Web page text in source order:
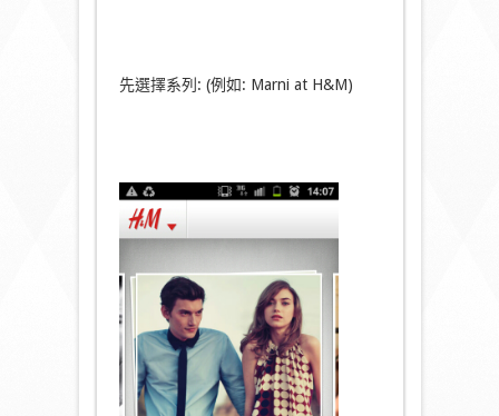
先選擇系列: (例如: Marni at H&M)